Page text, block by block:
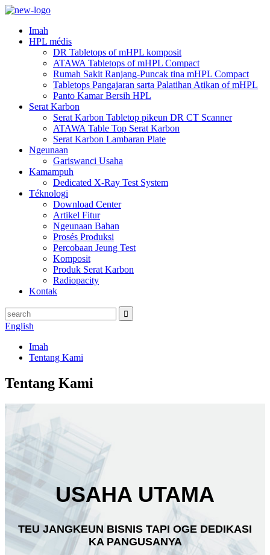
Imah
HPL médis
DR Tabletops of mHPL komposit
ATAWA Tabletops of mHPL Compact
Rumah Sakit Ranjang-Puncak tina mHPL Compact
Tabletops Pangajaran sarta Palatihan Atikan of mHPL
Panto Kamar Bersih HPL
Serat Karbon
Serat Karbon Tabletop pikeun DR CT Scanner
ATAWA Table Top Serat Karbon
Serat Karbon Lambaran Plate
Ngeunaan
Gariswanci Usaha
Kamampuh
Dedicated X-Ray Test System
Téknologi
Download Center
Artikel Fitur
Ngeunaan Bahan
Prosés Produksi
Percobaan Jeung Test
Komposit
Produk Serat Karbon
Radiopacity
Kontak
English
Imah
Tentang Kami
Tentang Kami
USAHA UTAMA
TEU JANGKEUN BISNIS TAPI OGE DEDIKASI
KA PANGUSANYA